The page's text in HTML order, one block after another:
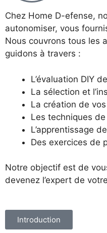
Chez Home D-efense,
autonomiser, vous
Nous couvrons tous les
guidons à travers :
L’évaluation DIY
La sélection et
La création de
Les techniques
L’apprentissage
Des exercices de
Notre objectif est de
devenez l’expert de
Introduction